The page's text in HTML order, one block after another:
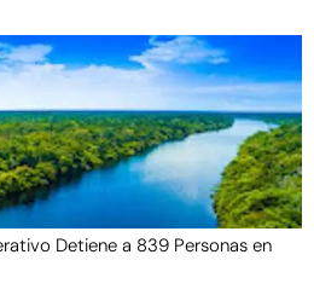
Detiene a 839 Personas en